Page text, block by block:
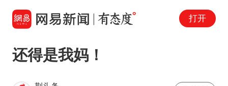
打开
还得是我妈！